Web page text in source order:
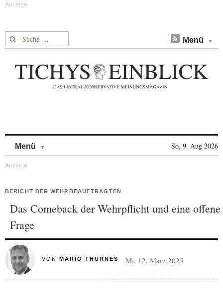
Suche nach: Menü
Menü So, 9. Aug 2026
BERICHT DER WEHRBEAUFTRAGTEN
Das Comeback der Wehrpflicht und eine offene
Frage
VON MARIO THURNES Mi, 12. März 2025